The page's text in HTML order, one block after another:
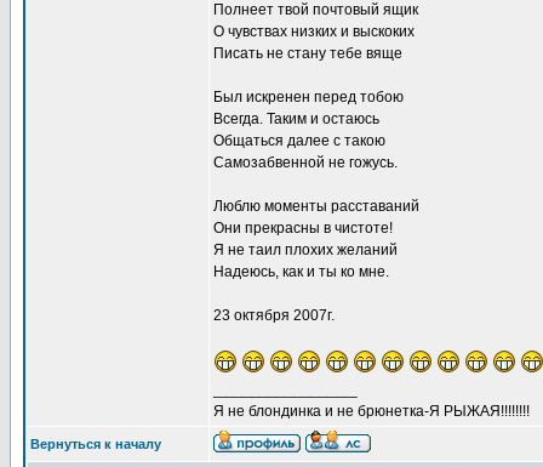
Полнеет твой почтовый ящик
О чувствах низких и выскоких
Писать не стану тебе вяще
Был искренен перед тобою
Всегда. Таким и остаюсь
Общаться далее с такою
Самозабвенной не гожусь.
Люблю моменты расставаний
Они прекрасны в чистоте!
Я не таил плохих желаний
Надеюсь, как и ты ко мне.
23 октября 2007г.
Я не блондинка и не брюнетка-Я РЫЖАЯ!!!!!!!!
Вернуться к началу